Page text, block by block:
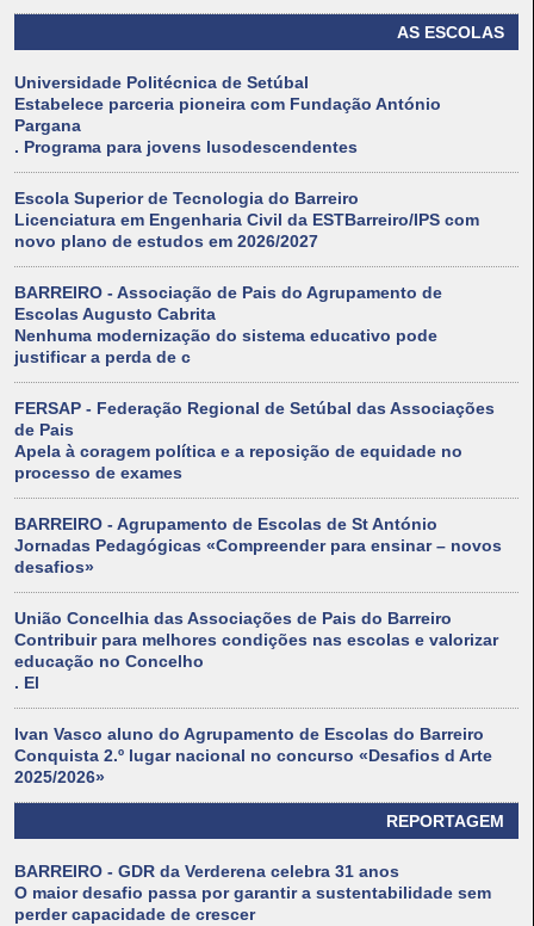
AS ESCOLAS
Universidade Politécnica de Setúbal
Estabelece parceria pioneira com Fundação António
Pargana
. Programa para jovens lusodescendentes
Escola Superior de Tecnologia do Barreiro
Licenciatura em Engenharia Civil da ESTBarreiro/IPS com
novo plano de estudos em 2026/2027
BARREIRO - Associação de Pais do Agrupamento de
Escolas Augusto Cabrita
Nenhuma modernização do sistema educativo pode
justificar a perda de c
FERSAP - Federação Regional de Setúbal das Associações
de Pais
Apela à coragem política e a reposição de equidade no
processo de exames
BARREIRO - Agrupamento de Escolas de St António
Jornadas Pedagógicas «Compreender para ensinar – novos
desafios»
União Concelhia das Associações de Pais do Barreiro
Contribuir para melhores condições nas escolas e valorizar
educação no Concelho
. El
Ivan Vasco aluno do Agrupamento de Escolas do Barreiro
Conquista 2.º lugar nacional no concurso «Desafios d Arte
2025/2026»
REPORTAGEM
BARREIRO - GDR da Verderena celebra 31 anos
O maior desafio passa por garantir a sustentabilidade sem
perder capacidade de crescer